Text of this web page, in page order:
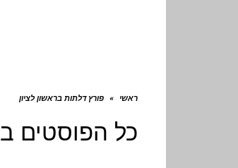
ראשי » פורץ דלתות בראשון לציון
כל הפוסטים ב